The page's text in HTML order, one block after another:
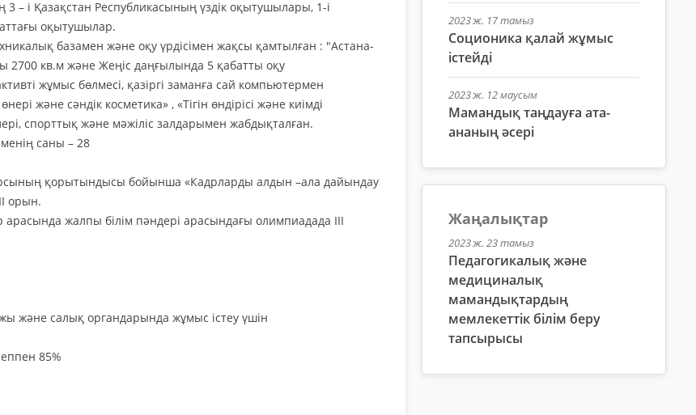
– і Қазақстан Республикасының үздік оқытушылары, 1-і
оқытушылар.
базамен және оқу үрдісімен жақсы қамтылған : "Астана-
2700 кв.м және Жеңіс даңғылында 5 қабатты оқу
жұмыс бөлмесі, қазіргі заманға сай компьютермен
және сәндік косметика» , «Тігін өндірісі және киімді
спорттық және мәжіліс залдарымен жабдықталған.
саны – 28
қорытындысы бойынша «Кадрларды алдын –ала дайындау
орын.
жалпы білім пәндері арасындағы олимпиадада ІІІ
және салық органдарында жұмыс істеу үшін
85%
2023 ж. 17 тамыз
Соционика қалай жұмыс
істейді
2023 ж. 12 маусым
Мамандық таңдауға ата-
ананың әсері
Жаңалықтар
2023 ж. 23 тамыз
Педагогикалық және
медициналық
мамандықтардың
мемлекеттік білім беру
тапсырысы